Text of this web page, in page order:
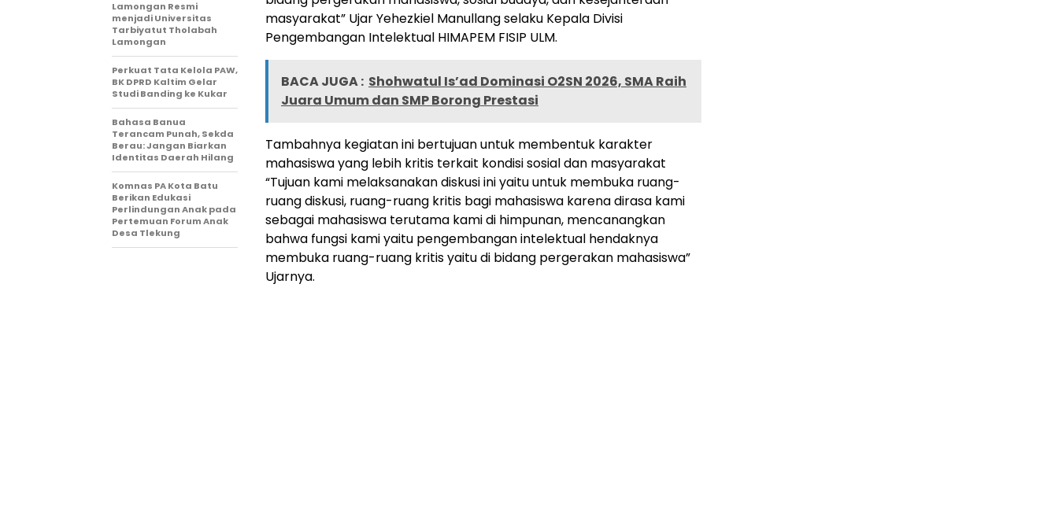
masyarakat” Ujar Yehezkiel Manullang selaku Kepala Divisi
Pengembangan Intelektual HIMAPEM FISIP ULM.
BACA JUGA : Shohwatul Is’ad Dominasi O2SN 2026, SMA Raih
Juara Umum dan SMP Borong Prestasi
Tambahnya kegiatan ini bertujuan untuk membentuk karakter
mahasiswa yang lebih kritis terkait kondisi sosial dan masyarakat
“Tujuan kami melaksanakan diskusi ini yaitu untuk membuka ruang-
ruang diskusi, ruang-ruang kritis bagi mahasiswa karena dirasa kami
sebagai mahasiswa terutama kami di himpunan, mencanangkan
bahwa fungsi kami yaitu pengembangan intelektual hendaknya
membuka ruang-ruang kritis yaitu di bidang pergerakan mahasiswa”
Ujarnya.
Lamongan Resmi
menjadi Universitas
Tarbiyatut Tholabah
Lamongan
Perkuat Tata Kelola PAW,
BK DPRD Kaltim Gelar
Studi Banding ke Kukar
Bahasa Banua
Terancam Punah, Sekda
Berau: Jangan Biarkan
Identitas Daerah Hilang
Komnas PA Kota Batu
Berikan Edukasi
Perlindungan Anak pada
Pertemuan Forum Anak
Desa Tlekung